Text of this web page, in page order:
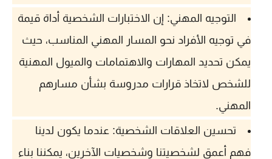
التوجيه المهني: إن الاختبارات الشخصية أداة قيمة
في توجيه الأفراد نحو المسار المهني المناسب، حيث
يمكن تحديد المهارات والاهتمامات والميول المهنية
للشخص لاتخاذ قرارات مدروسة بشأن مسارهم
المهني.
تحسين العلاقات الشخصية: عندما يكون لدينا
فهم أعمق لشخصيتنا وشخصيات الآخرين، يمكننا بناء